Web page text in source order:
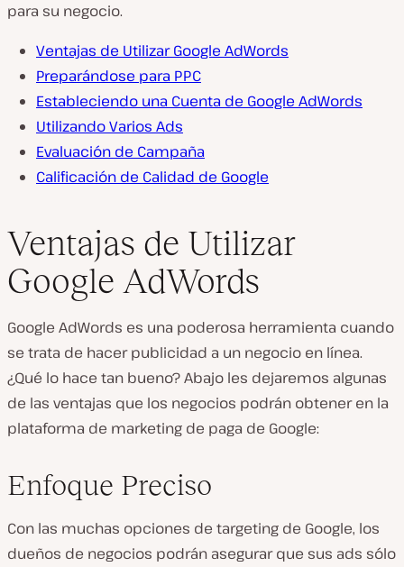
para su negocio.
Ventajas de Utilizar Google AdWords
Preparándose para PPC
Estableciendo una Cuenta de Google AdWords
Utilizando Varios Ads
Evaluación de Campaña
Calificación de Calidad de Google
Ventajas de Utilizar
Google AdWords
Google AdWords es una poderosa herramienta cuando
se trata de hacer publicidad a un negocio en línea.
¿Qué lo hace tan bueno? Abajo les dejaremos algunas
de las ventajas que los negocios podrán obtener en la
plataforma de marketing de paga de Google:
Enfoque Preciso
Con las muchas opciones de targeting de Google, los
dueños de negocios podrán asegurar que sus ads sólo